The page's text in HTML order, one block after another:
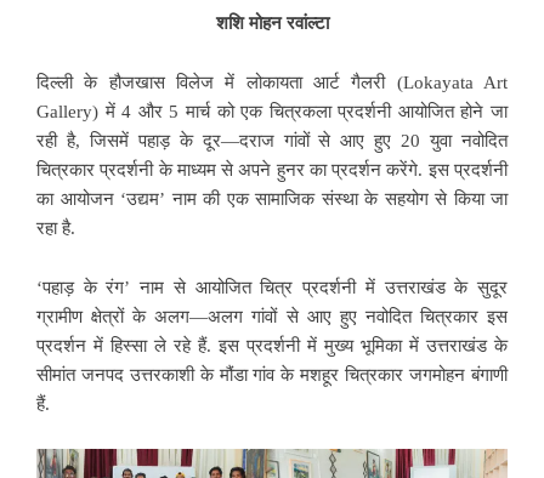
शशि मोहन रवांल्टा
दिल्ली के हौजखास विलेज मेंलोकायता आर्ट गैलरी(Lokayata Art
Gallery) में 4 और 5 मार्च को एक चित्रकला प्रदर्शनी आयोजित होने जा
रही है, जिसमें पहाड़ के दूर—दराज गांवों से आए हुए 20 युवानवोदित
चित्रकार प्रदर्शनी के माध्यम से अपने हुनर का प्रदर्शन करेंगे. इस प्रदर्शनी
का आयोजन ‘उद्यम’ नाम की एक सामाजिक संस्था के सहयोग से किया जा
रहा है.
‘पहाड़ के रंग’ नाम से आयोजित चित्र प्रदर्शनी मेंउत्तराखंड के सुदूर
ग्रामीण क्षेत्रों के अलग—अलग गांवों से आए हुए नवोदित चित्रकार इस
प्रदर्शन में हिस्सा ले रहे हैं. इस प्रदर्शनी में मुख्य भूमिका में उत्तराखंड के
सीमांत जनपद उत्तरकाशी के मौंडा गांव के मशहूर चित्रकार जगमोहन बंगाणी
हैं.